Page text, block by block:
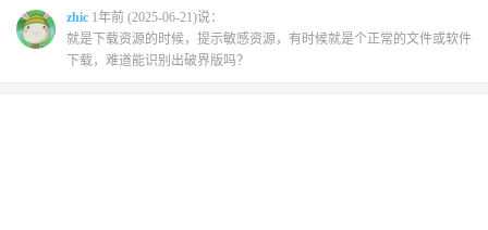
zhic 1年前 (2025-06-21)说：
就是下载资源的时候，提示敏感资源，有时候就是个正常的文件或软件
下载，难道能识别出破界版吗？